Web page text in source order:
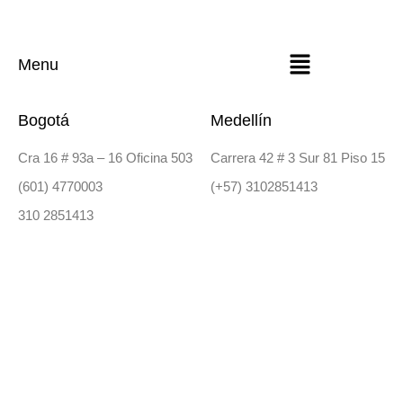
Menu
Bogotá
Cra 16 # 93a – 16 Oficina 503
(601) 4770003
310 2851413
Medellín
Carrera 42 # 3 Sur 81 Piso 15
(+57) 3102851413